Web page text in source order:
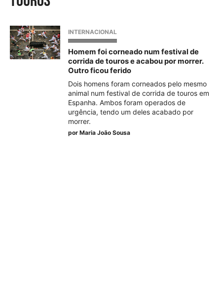
INTERNACIONAL
Homem foi corneado num festival de
corrida de touros e acabou por morrer.
Outro ficou ferido
Dois homens foram corneados pelo mesmo
animal num festival de corrida de touros em
Espanha. Ambos foram operados de
urgência, tendo um deles acabado por
morrer.
por Maria João Sousa